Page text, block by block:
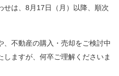
せは、8月17日（月）以降、順次
、不動産の購入・売却をご検討中
ますが、何卒ご理解くださいま